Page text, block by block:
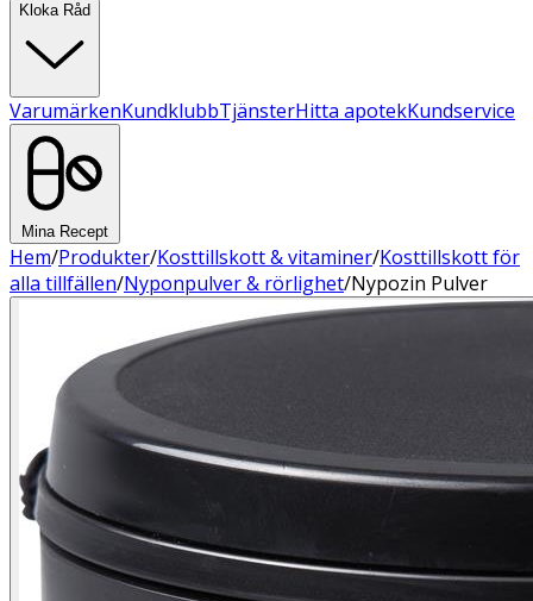
Kloka Råd
VarumärkenKundklubbTjänsterHitta apotekKundservice
Mina Recept
Hem/Produkter/Kosttillskott & vitaminer/Kosttillskott för
alla tillfällen/Nyponpulver & rörlighet/Nypozin Pulver